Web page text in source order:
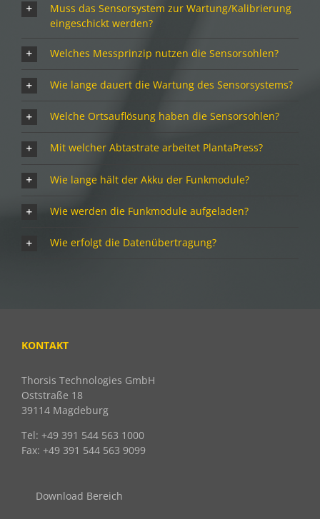
Muss das Sensorsystem zur Wartung/Kalibrierung
eingeschickt werden?
Welches Messprinzip nutzen die Sensorsohlen?
Wie lange dauert die Wartung des Sensorsystems?
Welche Ortsauflösung haben die Sensorsohlen?
Mit welcher Abtastrate arbeitet PlantaPress?
Wie lange hält der Akku der Funkmodule?
Wie werden die Funkmodule aufgeladen?
Wie erfolgt die Datenübertragung?
KONTAKT
Thorsis Technologies GmbH
Oststraße 18
39114 Magdeburg
Tel: +49 391 544 563 1000
Fax: +49 391 544 563 9099
Download Bereich